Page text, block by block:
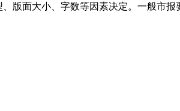
版面大小、字数等因素决定。一般市